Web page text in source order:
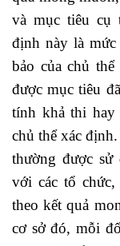
và mục tiêu cụ
định này là
bảo của chủ
được mục tiêu
tính khả thi hay
chủ thể xác
thường được
với các tổ chức,
theo kết quả
cơ sở đó, mỗi